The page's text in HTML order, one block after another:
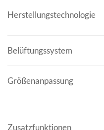
Herstellungstechnologie
Belüftungssystem
Größenanpassung
Zusatzfunktionen